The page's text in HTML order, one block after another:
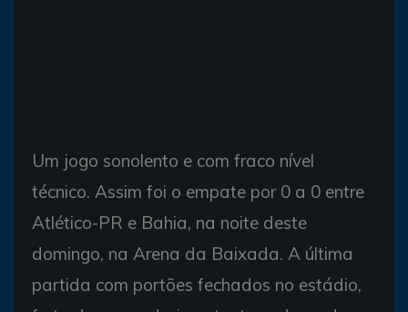
Um jogo sonolento e com fraco nível
técnico. Assim foi o empate por 0 a 0 entre
Atlético-PR e Bahia, na noite deste
domingo, na Arena da Baixada. A última
partida com portões fechados no estádio,